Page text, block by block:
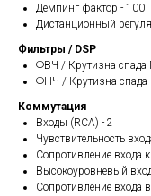
Демпинг фактор - 100
Дистанционный
Фильтры / DSP
ФВЧ / Крутизна
ФНЧ / Крутизна
Коммутация
Входы (RCA) - 2
Чувствительность
Сопротивление входа
Высокоуровневый
Сопротивление входа